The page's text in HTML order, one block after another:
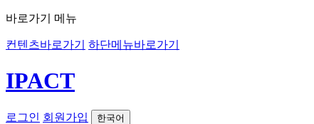
바로가기 메뉴
컨텐츠바로가기 하단메뉴바로가기
IPACT
로그인 회원가입 한국어